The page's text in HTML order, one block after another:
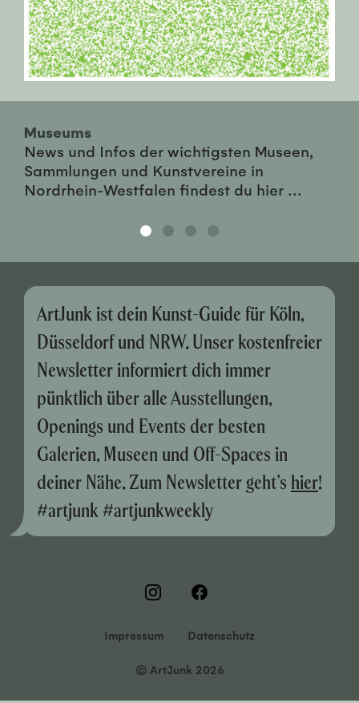
Museums
News und Infos der wichtigsten Museen,
Sammlungen und Kunstvereine in
Nordrhein-Westfalen findest du hier ...
ArtJunk ist dein Kunst-Guide für Köln,
Düsseldorf und NRW. Unser kostenfreier
Newsletter informiert dich immer
pünktlich über alle Ausstellungen,
Openings und Events der besten
Galerien, Museen und Off-Spaces in
deiner Nähe. Zum Newsletter geht’s hier!
#artjunk #artjunkweekly
Impressum Datenschutz
© ArtJunk 2026